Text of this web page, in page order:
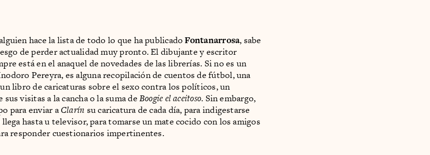
hace la lista de todo lo que ha publicadoFontanarrosa, sabe
de perder actualidad muy pronto. El dibujante y escritor
está en el anaquel de novedades de las librerías. Si no es un
Pereyra, es alguna recopilación de cuentos de fútbol, una
libro de caricaturas sobre el sexo contra los políticos, un
visitas a la cancha o la suma de Boogie el aceitoso. Sin embargo,
para enviar aClarín su caricatura de cada día, para indigestarse
hasta u televisor, para tomarse un mate cocido con los amigos
responder cuestionarios impertinentes.